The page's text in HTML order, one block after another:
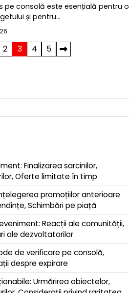
pe consolă este esențială pentru o
și pentru…
2 3 4 5
Finalizarea sarcinilor,
Oferte limitate în timp
promoțiilor anterioare
Schimbări pe piață
Reacții ale comunității,
ale dezvoltatorilor
de verificare pe consolă,
despre expirare
Urmărirea obiectelor,